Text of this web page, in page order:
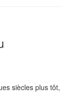
siècles plus tôt,